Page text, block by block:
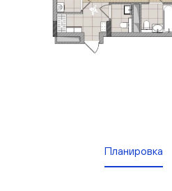
Вакансии
Контакты
Планировка